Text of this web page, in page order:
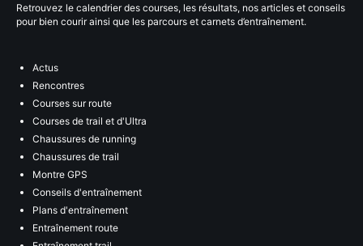
Retrouvez le calendrier des courses, les résultats, nos articles et conseils
pour bien courir ainsi que les parcours et carnets d’entraînement.
Actus
Rencontres
Courses sur route
Courses de trail et d'Ultra
Chaussures de running
Chaussures de trail
Montre GPS
Conseils d'entraînement
Plans d'entraînement
Entraînement route